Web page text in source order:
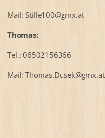
Mail: Stille100@gmx.at
Thomas:
Tel.: 06502156366
Mail: Thomas.Dusek@gmx.at